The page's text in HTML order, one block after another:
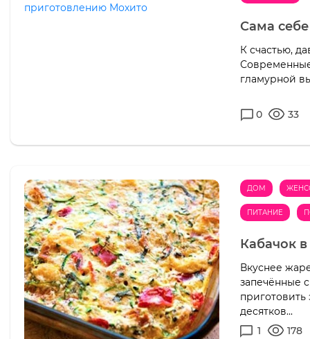
Сама
К счастью,
гламурной
0 33
ДОМ
ПИТАНИЕ
Кабачок
Вкуснее
запечённые
приготовить
десятков...
1
178